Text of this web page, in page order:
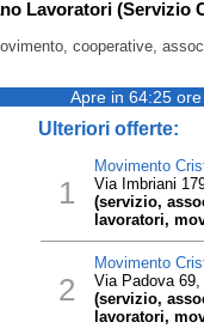
Lavoratori (Servizio
cooperative,
Apre in 64:25 ore
Ulteriori offerte:
1
Movimento
Via Imbriani
(servizio,
lavoratori,
2
Movimento
Via Padova 69,
(servizio,
lavoratori,